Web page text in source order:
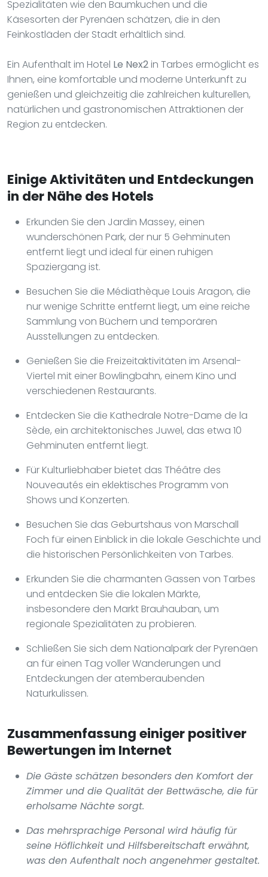
Spezialitäten wie den Baumkuchen und die
Käsesorten der Pyrenäen schätzen, die in den
Feinkostläden der Stadt erhältlich sind.
Ein Aufenthalt im Hotel Le Nex2 in Tarbes ermöglicht es
Ihnen, eine komfortable und moderne Unterkunft zu
genießen und gleichzeitig die zahlreichen kulturellen,
natürlichen und gastronomischen Attraktionen der
Region zu entdecken.
Einige Aktivitäten und Entdeckungen
in der Nähe des Hotels
Erkunden Sie den Jardin Massey, einen
wunderschönen Park, der nur 5 Gehminuten
entfernt liegt und ideal für einen ruhigen
Spaziergang ist.
Besuchen Sie die Médiathèque Louis Aragon, die
nur wenige Schritte entfernt liegt, um eine reiche
Sammlung von Büchern und temporären
Ausstellungen zu entdecken.
Genießen Sie die Freizeitaktivitäten im Arsenal-
Viertel mit einer Bowlingbahn, einem Kino und
verschiedenen Restaurants.
Entdecken Sie die Kathedrale Notre-Dame de la
Sède, ein architektonisches Juwel, das etwa 10
Gehminuten entfernt liegt.
Für Kulturliebhaber bietet das Théâtre des
Nouveautés ein eklektisches Programm von
Shows und Konzerten.
Besuchen Sie das Geburtshaus von Marschall
Foch für einen Einblick in die lokale Geschichte und
die historischen Persönlichkeiten von Tarbes.
Erkunden Sie die charmanten Gassen von Tarbes
und entdecken Sie die lokalen Märkte,
insbesondere den Markt Brauhauban, um
regionale Spezialitäten zu probieren.
Schließen Sie sich dem Nationalpark der Pyrenäen
an für einen Tag voller Wanderungen und
Entdeckungen der atemberaubenden
Naturkulissen.
Zusammenfassung einiger positiver
Bewertungen im Internet
Die Gäste schätzen besonders den Komfort der
Zimmer und die Qualität der Bettwäsche, die für
erholsame Nächte sorgt.
Das mehrsprachige Personal wird häufig für
seine Höflichkeit und Hilfsbereitschaft erwähnt,
was den Aufenthalt noch angenehmer gestaltet.